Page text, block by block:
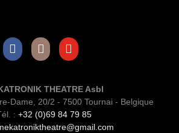
THEATRE Asbl
Dame, 20/2 - 7500 Tournai - Belgique
: +32 (0)69 84 79 85